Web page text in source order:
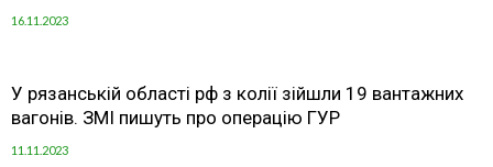
16.11.2023
У рязанській області рф з колії зійшли 19 вантажних
вагонів. ЗМІ пишуть про операцію ГУР
11.11.2023